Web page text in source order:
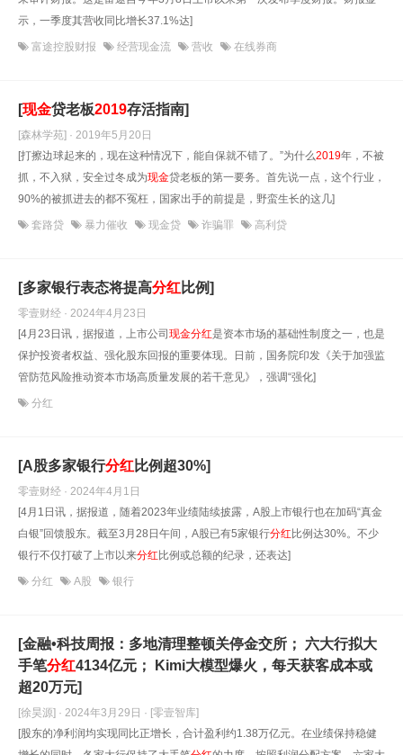
示，一季度其营收同比增长37.1%达]
富途控股财报 经营现金流 营收 在线券商
[现金贷老板2019存活指南]
[森林学苑] · 2019年5月20日
[打擦边球起来的，现在这种情况下，能自保就不错了。”为什么2019年，不被
抓，不入狱，安全过冬成为现金贷老板的第一要务。首先说一点，这个行业，
90%的被抓进去的都不冤枉，国家出手的前提是，野蛮生长的这几]
套路贷 暴力催收 现金贷 诈骗罪 高利贷
[多家银行表态将提高分红比例]
零壹财经 · 2024年4月23日
[4月23日讯，据报道，上市公司现金分红是资本市场的基础性制度之一，也是
保护投资者权益、强化股东回报的重要体现。日前，国务院印发《关于加强监
管防范风险推动资本市场高质量发展的若干意见》，强调“强化]
分红
[A股多家银行分红比例超30%]
零壹财经 · 2024年4月1日
[4月1日讯，据报道，随着2023年业绩陆续披露，A股上市银行也在加码“真金
白银”回馈股东。截至3月28日午间，A股已有5家银行分红比例达30%。不少
银行不仅打破了上市以来分红比例或总额的纪录，还表达]
分红 A股 银行
[金融•科技周报：多地清理整顿关停金交所； 六大行拟大
手笔分红4134亿元； Kimi大模型爆火，每天获客成本或
超20万元]
[徐昊源] · 2024年3月29日 · [零壹智库]
[股东的净利润均实现同比正增长，合计盈利约1.38万亿元。在业绩保持稳健